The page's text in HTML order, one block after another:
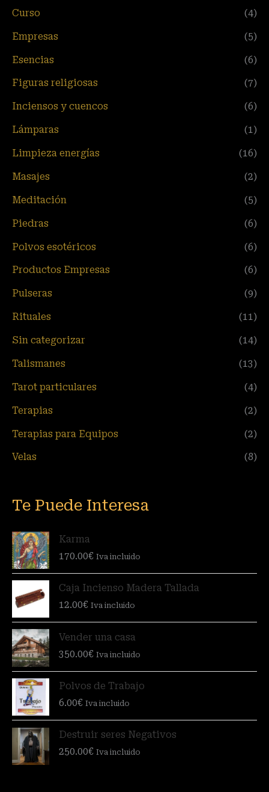
Curso (4)
Empresas (5)
Esencias (6)
Figuras religiosas (7)
Inciensos y cuencos (6)
Lámparas (1)
Limpieza energías (16)
Masajes (2)
Meditación (5)
Piedras (6)
Polvos esotéricos (6)
Productos Empresas (6)
Pulseras (9)
Rituales (11)
Sin categorizar (14)
Talismanes (13)
Tarot particulares (4)
Terapias (2)
Terapias para Equipos (2)
Velas (8)
Te Puede Interesa
Karma
170.00€ Iva incluido
Caja Incienso Madera Tallada
12.00€ Iva incluido
Vender una casa
350.00€ Iva incluido
Polvos de Trabajo
6.00€ Iva incluido
Destruir seres Negativos
250.00€ Iva incluido